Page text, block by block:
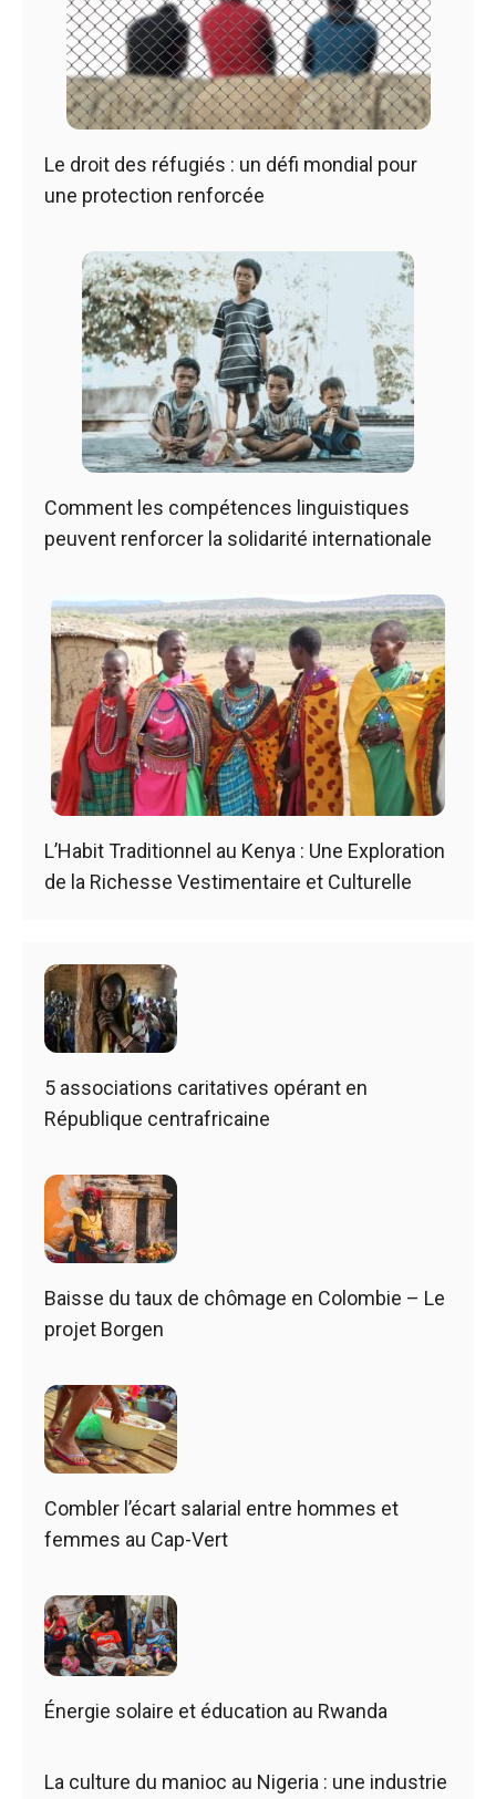
Le droit des réfugiés : un défi mondial pour
une protection renforcée
Comment les compétences linguistiques
peuvent renforcer la solidarité internationale
L’Habit Traditionnel au Kenya : Une Exploration
de la Richesse Vestimentaire et Culturelle
5 associations caritatives opérant en
République centrafricaine
Baisse du taux de chômage en Colombie – Le
projet Borgen
Combler l’écart salarial entre hommes et
femmes au Cap-Vert
Énergie solaire et éducation au Rwanda
La culture du manioc au Nigeria : une industrie